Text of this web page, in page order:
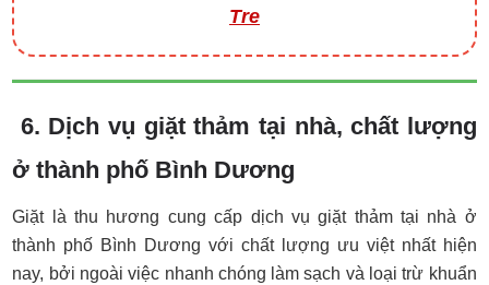
Tre
6. Dịch vụ giặt thảm tại nhà, chất lượng
ở thành phố Bình Dương
Giặt là thu hương cung cấp dịch vụ giặt thảm tại nhà ở
thành phố Bình Dương với chất lượng ưu việt nhất hiện
nay, bởi ngoài việc nhanh chóng làm sạch và loại trừ khuẩn